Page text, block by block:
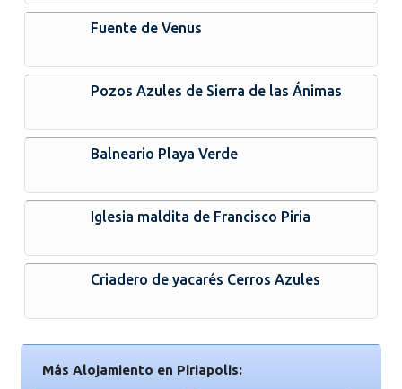
Fuente de Venus
Pozos Azules de Sierra de las Ánimas
Balneario Playa Verde
Iglesia maldita de Francisco Piria
Criadero de yacarés Cerros Azules
Más Alojamiento en Piriapolis: